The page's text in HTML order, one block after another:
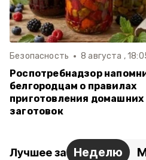
Безопасность 8 августа ,
Роспотребнадзор
белгородцам о правилах
приготовления домашних
заготовок
Лучшее за Неделю